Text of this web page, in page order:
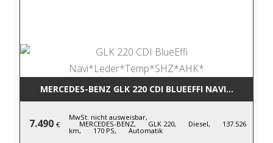
MERCEDES-BENZ GLK 220 CDI
7.490 €
MwSt. nicht ausweisbar,
MERCEDES-BENZ, GLK 220, Diesel, 137.526
km, 170 PS, Automatik